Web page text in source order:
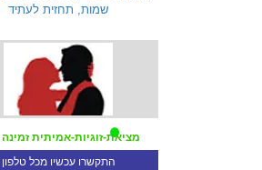
שמות, תחזית לעתיד
מציאת-זוגיות-אמיתית
התקשרו עכשיו מכל טלפון